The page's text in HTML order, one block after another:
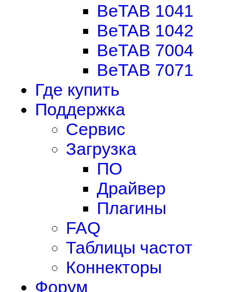
BeTAB 1041
BeTAB 1042
BeTAB 7004
BeTAB 7071
Где купить
Поддержка
Сервис
Загрузка
ПО
Драйвер
Плагины
FAQ
Таблицы частот
Коннекторы
Форум